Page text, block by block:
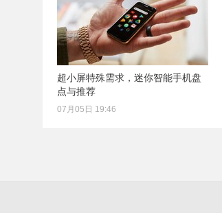
超小屏特殊需求，迷你智能手机盘
点与推荐
07月05日 19:46